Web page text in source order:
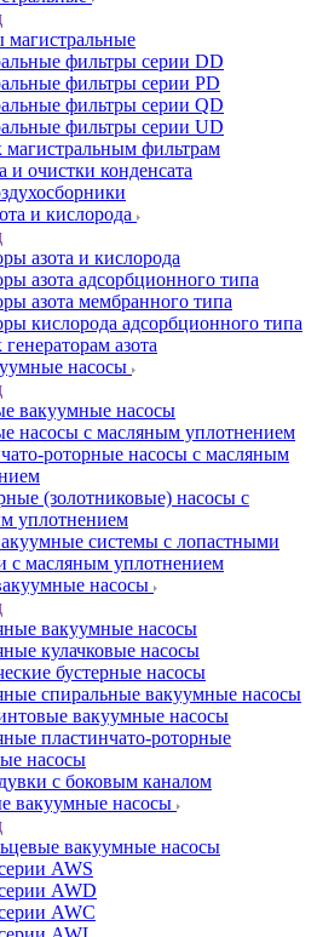
магистральные
фильтры серии DD
фильтры серии PD
фильтры серии QD
фильтры серии UD
фильтрам
и очистки конденсата
и кислорода
азота и кислорода
азота адсорбционного типа
азота мембранного типа
кислорода адсорбционного типа
азота
насосы
вакуумные насосы
насосы с масляным уплотнением
роторные насосы с масляным
(золотниковые) насосы с
уплотнением
системы с лопастными
с масляным уплотнением
насосы
вакуумные насосы
кулачковые насосы
бустерные насосы
спиральные вакуумные насосы
вакуумные насосы
пластинчато-роторные
насосы
с боковым каналом
вакуумные насосы
вакуумные насосы
AWS
AWD
AWC